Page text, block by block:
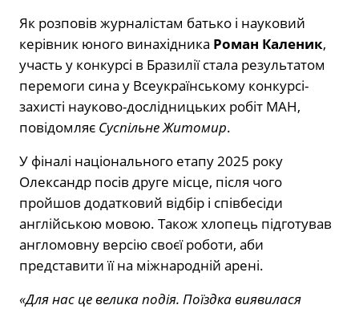
Як розповів журналістам батько і науковий
керівник юного винахідника Роман Каленик,
участь у конкурсі в Бразилії стала результатом
перемоги сина у Всеукраїнському конкурсі-
захисті науково-дослідницьких робіт МАН,
повідомляє Суспільне Житомир.
У фіналі національного етапу 2025 року
Олександр посів друге місце, після чого
пройшов додатковий відбір і співбесіди
англійською мовою. Також хлопець підготував
англомовну версію своєї роботи, аби
представити її на міжнародній арені.
«Для нас це велика подія. Поїздка виявилася